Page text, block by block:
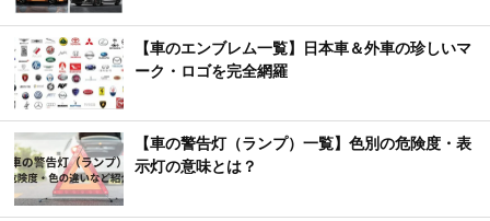
【車のエンブレム一覧】日本車＆外車の珍しいマ
ーク・ロゴを完全網羅
【車の警告灯（ランプ）一覧】色別の危険度・表
示灯の意味とは？